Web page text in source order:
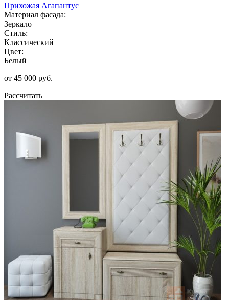
Прихожая Агапантус
Материал фасада:
Зеркало
Стиль:
Классический
Цвет:
Белый
от 45 000 руб.
Рассчитать